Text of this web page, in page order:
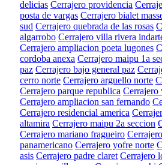
delicias Cerrajero providencia
posta de vargas Cerrajero bialet
sud Cerrajero quebrada de las rosas
algarrobo Cerrajero villa rivera
Cerrajero ampliacion poeta lugones
cordoba anexa Cerrajero maipu 1a
paz Cerrajero bajo general paz
cerro norte Cerrajero arguello norte
Cerrajero parque republica Cerrajero
Cerrajero ampliacion san fernando
Cerrajero residencial america
altamira Cerrajero maipu 2a seccion
Cerrajero mariano fragueiro
panamericano Cerrajero yofre norte
asis Cerrajero padre claret Cerrajero